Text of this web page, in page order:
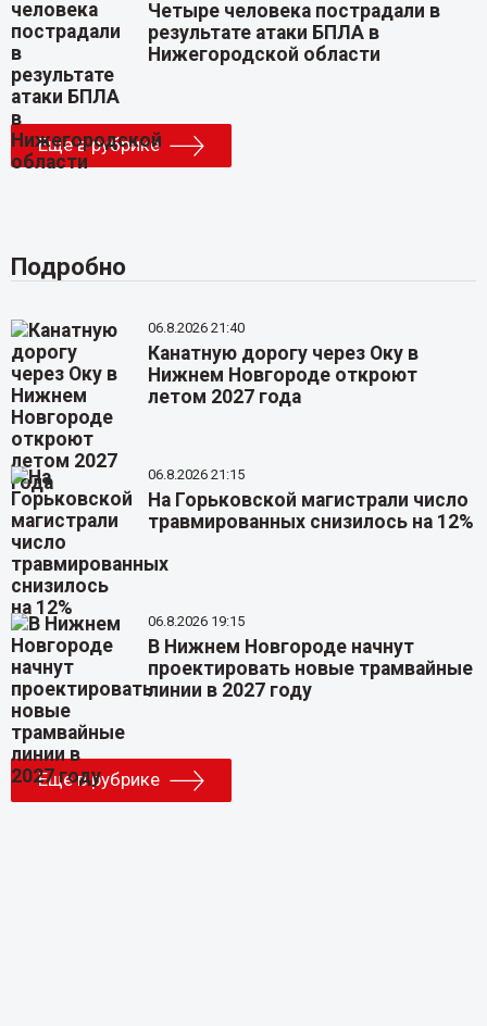
Четыре человека пострадали в
результате атаки БПЛА в
Нижегородской области
Еще в рубрике
Подробно
06.8.2026 21:40
Канатную дорогу через Оку в
Нижнем Новгороде откроют
летом 2027 года
06.8.2026 21:15
На Горьковской магистрали число
травмированных снизилось на 12%
06.8.2026 19:15
В Нижнем Новгороде начнут
проектировать новые трамвайные
линии в 2027 году
Еще в рубрике